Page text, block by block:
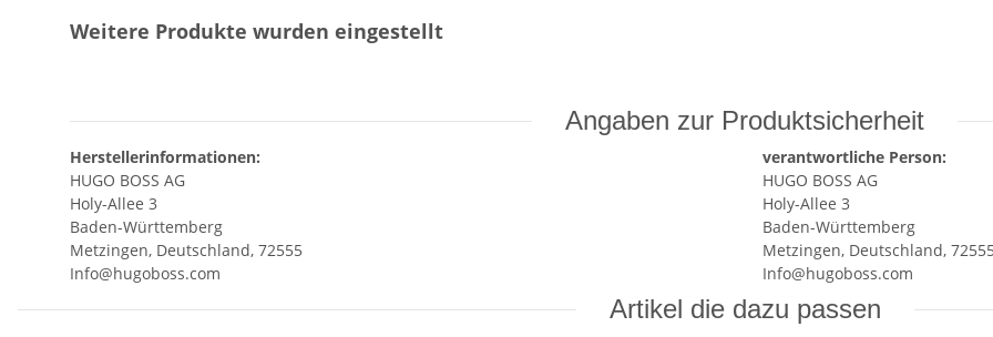
Weitere Produkte wurden eingestellt
Angaben zur Produktsicherheit
Herstellerinformationen:
HUGO BOSS AG
Holy-Allee 3
Baden-Württemberg
Metzingen, Deutschland, 72555
Info@hugoboss.com
verantwortliche Person:
HUGO BOSS AG
Holy-Allee 3
Baden-Württemberg
Metzingen, Deutschland,
Info@hugoboss.com
Artikel die dazu passen